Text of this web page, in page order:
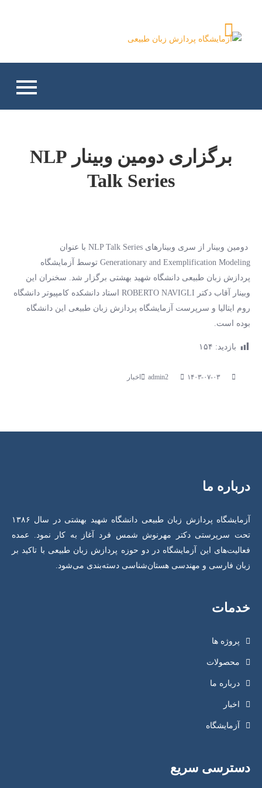
content
برگزاری دومین وبینار NLP
Talk Series
دومین وبینار از سری وبینارهای NLP Talk Series با عنوان
Generationary and Exemplification Modeling توسط آزمایشگاه
پردازش زبان طبیعی دانشگاه شهید بهشتی برگزار شد. سخنران این
وبینار آقاب دکتر ROBERTO NAVIGLI استاد دانشکده کامپیوتر دانشگاه
روم ایتالیا و سرپرست آزمایشگاه پردازش زبان طبیعی این دانشگاه
بوده است.
بازدید: ۱۵۴
۱۴۰۳-۰۷-۰۳ اخبار
درباره ما
آزمایشگاه پردازش زبان طبیعی دانشگاه شهید بهشتی در سال ۱۳۸۶
تحت سرپرستی دکتر مهرنوش شمس فرد آغاز به کار نمود. عمده
فعالیت‌های این آزمایشگاه در دو حوزه پردازش زبان طبیعی با تاکید بر
زبان فارسی و مهندسی هستان‌شناسی دسته‌بندی می‌شود.
خدمات
پروژه ها
محصولات
درباره ما
اخبار
آزمایشگاه
دسترسی سریع